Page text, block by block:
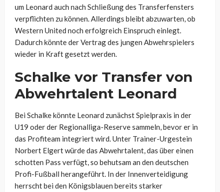
um Leonard auch nach Schließung des Transferfensters
verpflichten zu können. Allerdings bleibt abzuwarten, ob
Western United noch erfolgreich Einspruch einlegt.
Dadurch könnte der Vertrag des jungen Abwehrspielers
wieder in Kraft gesetzt werden.
Schalke vor Transfer von
Abwehrtalent Leonard
Bei Schalke könnte Leonard zunächst Spielpraxis in der
U19 oder der Regionalliga-Reserve sammeln, bevor er in
das Profiteam integriert wird. Unter Trainer-Urgestein
Norbert Elgert würde das Abwehrtalent, das über einen
schotten Pass verfügt, so behutsam an den deutschen
Profi-Fußball herangeführt. In der Innenverteidigung
herrscht bei den Königsblauen bereits starker